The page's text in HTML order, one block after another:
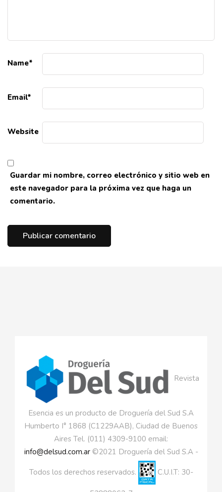
Name*
Email*
Website
Guardar mi nombre, correo electrónico y sitio web en
este navegador para la próxima vez que haga un
comentario.
Revista
Esencia es un producto de Droguería del Sud S.A
Humberto I° 1868 (C1229AAB), Ciudad de Buenos
Aires Tel. (011) 4309-9100 email:
info@delsud.com.ar©2021 Droguería del Sud S.A -
Todos los derechos reservados. C.U.I.T: 30-